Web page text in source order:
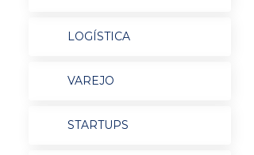
LOGÍSTICA
VAREJO
STARTUPS